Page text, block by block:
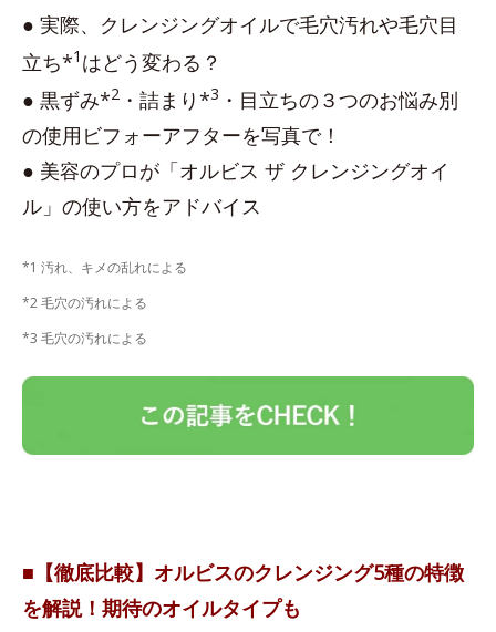
● 実際、クレンジングオイルで毛穴汚れや毛穴目
立ち*1 はどう変わる？
● 黒ずみ*2 ・詰まり*3 ・目立ちの３つのお悩み別
の使用ビフォーアフターを写真で！
● 美容のプロが「オルビス ザ クレンジングオイ
ル」の使い方をアドバイス
*1 汚れ、キメの乱れによる
*2 毛穴の汚れによる
*3 毛穴の汚れによる
■【徹底比較】オルビスのクレンジング5種の特徴
を解説！期待のオイルタイプも